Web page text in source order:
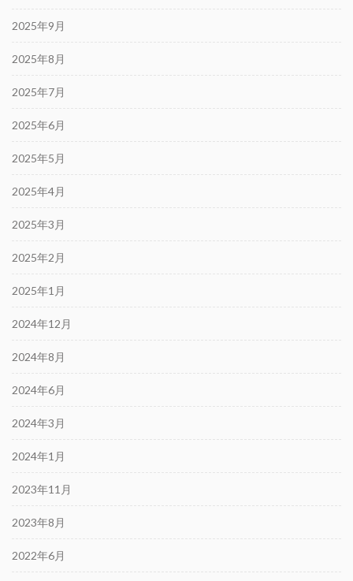
2025年9月
2025年8月
2025年7月
2025年6月
2025年5月
2025年4月
2025年3月
2025年2月
2025年1月
2024年12月
2024年8月
2024年6月
2024年3月
2024年1月
2023年11月
2023年8月
2022年6月